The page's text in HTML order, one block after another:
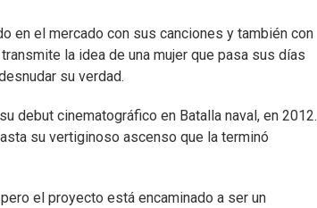
en el mercado con sus canciones y también con
la idea de una mujer que pasa sus días
su verdad.
debut cinematográfico en Batalla naval, en 2012.
su vertiginoso ascenso que la terminó
el proyecto está encaminado a ser un